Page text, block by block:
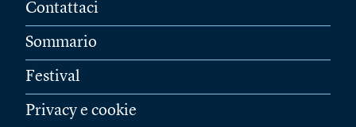
Contattaci
Sommario
Festival
Privacy e cookie